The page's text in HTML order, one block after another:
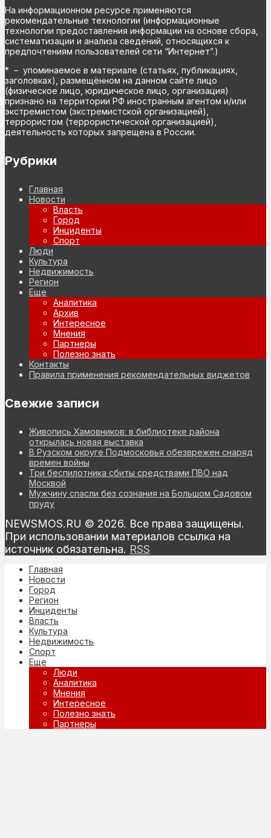
На информационном ресурсе применяются
рекомендательные технологии (информационные
технологии предоставления информации на основе сбора,
систематизации и анализа сведений, относящихся к
предпочтениям пользователей сети “Интернет”.)
* – упоминаемое в материале (статьях, публикациях,
заголовках), размещённом на данном сайте лицо
(физическое лицо, юридическое лицо, организация)
признано на территории РФ иностранным агентом и/или
экстремистом (экстремистской организацией),
террористом (террористической организацией),
деятельность которых запрещена в России.
Рубрики
Главная
Новости
Власть
Город
Инциденты
Спорт
Люди
Культура
Недвижимость
Регион
Еще
Аналитика
Архив
Интересное
Мнения
Партнеры
Полезно знать
Контакты
Правила применения рекомендательных виджетов
Свежие записи
Живопись Хамовников: в библиотеке района
открылась новая выставка
В Рузском округе Подмосковья обезврежен снаряд
времен войны
Три беспилотника сбиты средствами ПВО над
Москвой
Мужчину спасли без сознания на Большом Садовом
пруду
NEWSMOS.RU © 2026. Все права защищены.
При использовании материалов ссылка на
источник обязательна. RSS
Главная
Новости
Город
Регион
Инциденты
Власть
Культура
Недвижимость
Спорт
Еще
Люди
Аналитика
Мнения
Интересное
Полезно знать
Партнеры